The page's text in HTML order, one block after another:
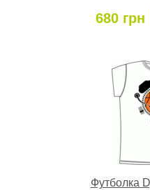
680 грн
Футболка